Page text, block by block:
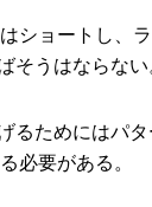
ショートし、
そうはならない
るためにはパ
必要がある。